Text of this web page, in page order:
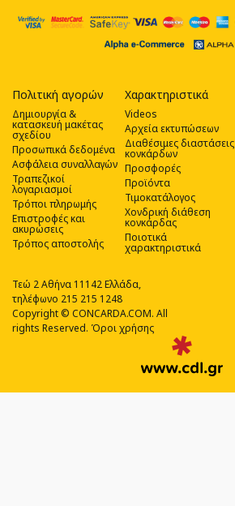
Πολιτική αγορών
Δημιουργία &
κατασκευή μακέτας
σχεδίου
Προσωπικά δεδομένα
Ασφάλεια συναλλαγών
Τραπεζικοί
λογαριασμοί
Τρόποι πληρωμής
Επιστροφές και
ακυρώσεις
Τρόπος αποστολής
Χαρακτηριστικά
Videos
Αρχεία εκτυπώσεων
Διαθέσιμες διαστάσεις
κονκάρδων
Προσφορές
Προϊόντα
Τιμοκατάλογος
Χονδρική διάθεση
κονκάρδας
Ποιοτικά
χαρακτηριστικά
Τεώ 2 Αθήνα 11142 Ελλάδα,
τηλέφωνο 215 215 1248
Copyright © CONCARDA.COM. All
rights Reserved. Όροι χρήσης
Design,